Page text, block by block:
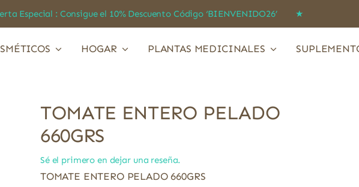
Especial : Consigue el 10% Descuento Código ‘BIENVENIDO26’ ★
HOGAR PLANTAS MEDICINALES
TOMATE ENTERO PELADO
660GRS
Sé el primero en dejar una reseña.
TOMATE ENTERO PELADO 660GRS